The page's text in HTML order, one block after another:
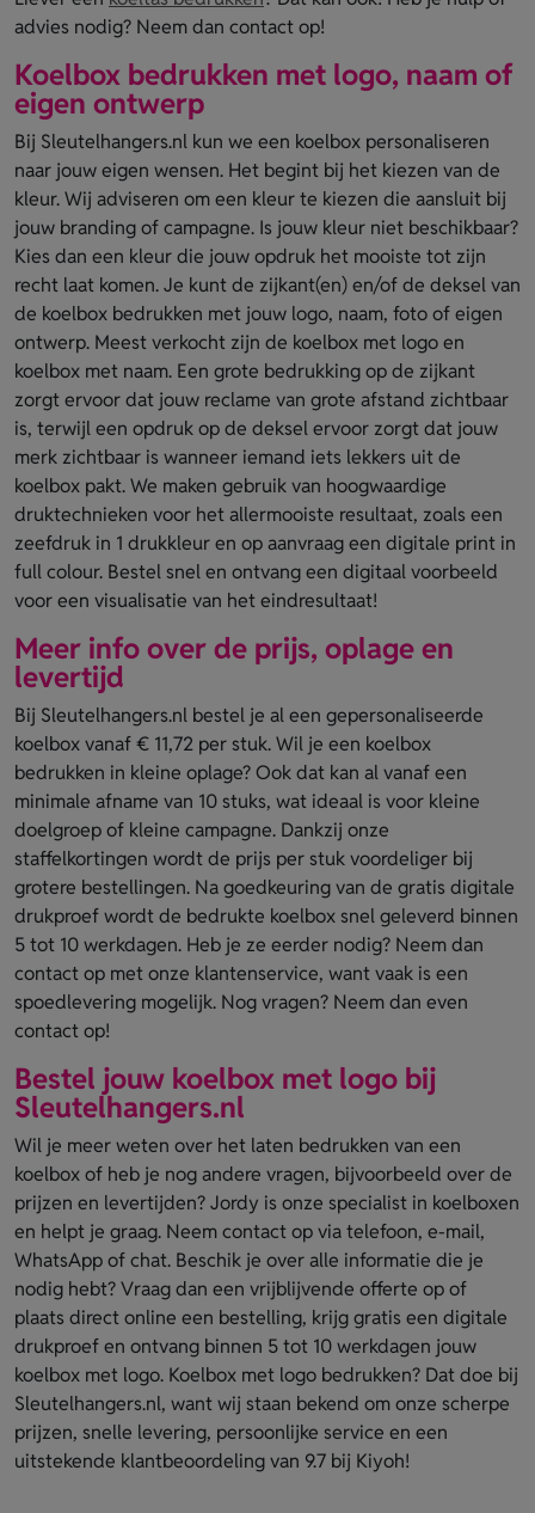
advies nodig? Neem dan contact op!
Koelbox bedrukken met logo, naam of
eigen ontwerp
Bij Sleutelhangers.nl kun we een koelbox personaliseren
naar jouw eigen wensen. Het begint bij het kiezen van de
kleur. Wij adviseren om een kleur te kiezen die aansluit bij
jouw branding of campagne. Is jouw kleur niet beschikbaar?
Kies dan een kleur die jouw opdruk het mooiste tot zijn
recht laat komen. Je kunt de zijkant(en) en/of de deksel van
de koelbox bedrukken met jouw logo, naam, foto of eigen
ontwerp. Meest verkocht zijn de koelbox met logo en
koelbox met naam. Een grote bedrukking op de zijkant
zorgt ervoor dat jouw reclame van grote afstand zichtbaar
is, terwijl een opdruk op de deksel ervoor zorgt dat jouw
merk zichtbaar is wanneer iemand iets lekkers uit de
koelbox pakt. We maken gebruik van hoogwaardige
druktechnieken voor het allermooiste resultaat, zoals een
zeefdruk in 1 drukkleur en op aanvraag een digitale print in
full colour. Bestel snel en ontvang een digitaal voorbeeld
voor een visualisatie van het eindresultaat!
Meer info over de prijs, oplage en
levertijd
Bij Sleutelhangers.nl bestel je al een gepersonaliseerde
koelbox vanaf € 11,72 per stuk. Wil je een koelbox
bedrukken in kleine oplage? Ook dat kan al vanaf een
minimale afname van 10 stuks, wat ideaal is voor kleine
doelgroep of kleine campagne. Dankzij onze
staffelkortingen wordt de prijs per stuk voordeliger bij
grotere bestellingen. Na goedkeuring van de gratis digitale
drukproef wordt de bedrukte koelbox snel geleverd binnen
5 tot 10 werkdagen. Heb je ze eerder nodig? Neem dan
contact op met onze klantenservice, want vaak is een
spoedlevering mogelijk. Nog vragen? Neem dan even
contact op!
Bestel jouw koelbox met logo bij
Sleutelhangers.nl
Wil je meer weten over het laten bedrukken van een
koelbox of heb je nog andere vragen, bijvoorbeeld over de
prijzen en levertijden? Jordy is onze specialist in koelboxen
en helpt je graag. Neem contact op via telefoon, e-mail,
WhatsApp of chat. Beschik je over alle informatie die je
nodig hebt? Vraag dan een vrijblijvende offerte op of
plaats direct online een bestelling, krijg gratis een digitale
drukproef en ontvang binnen 5 tot 10 werkdagen jouw
koelbox met logo. Koelbox met logo bedrukken? Dat doe bij
Sleutelhangers.nl, want wij staan bekend om onze scherpe
prijzen, snelle levering, persoonlijke service en een
uitstekende klantbeoordeling van 9.7 bij Kiyoh!